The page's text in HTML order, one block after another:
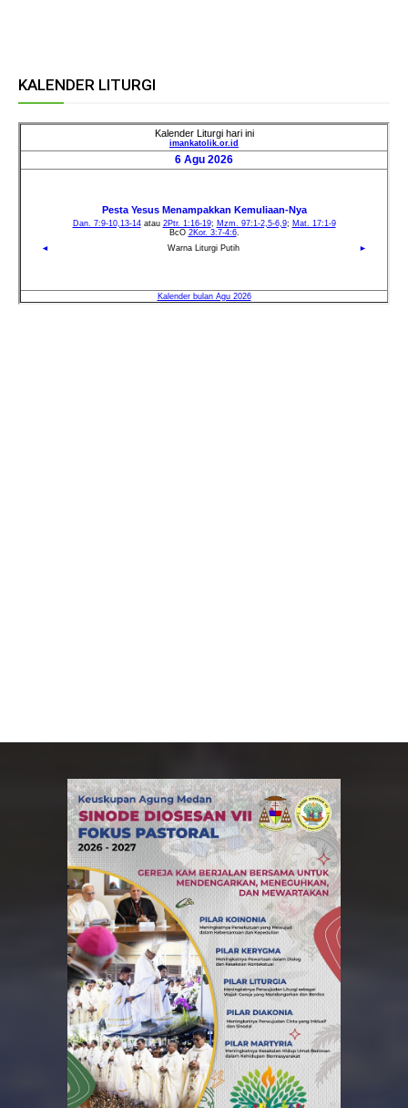
KALENDER LITURGI